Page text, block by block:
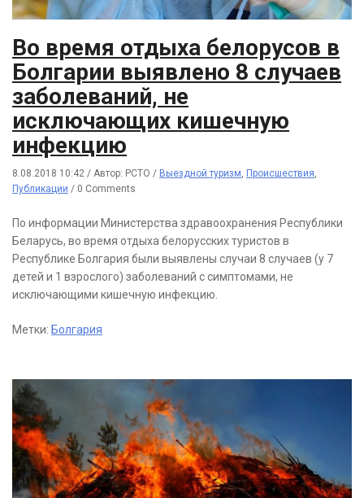
Во время отдыха белорусов в
Болгарии выявлено 8 случаев
заболеваний, не
исключающих кишечную
инфекцию
8.08.2018 10:42 / Автор: РСТО / Выездной туризм, Происшествия,
Публикации / 0 Comments
По информации Министерства здравоохранения Республики
Беларусь, во время отдыха белорусских туристов в
Республике Болгария были выявлены случаи 8 случаев (у 7
детей и 1 взрослого) заболеваний с симптомами, не
исключающими кишечную инфекцию.
Метки: Болгария